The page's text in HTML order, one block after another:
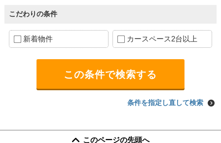
こだわりの条件
新着物件 カースペース2台以上
条件を指定し直して検索
このページの先頭へ